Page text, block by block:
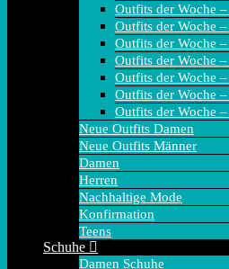
Outfits der Woche
Outfits der Woche
Outfits der Woche
Outfits der Woche
Outfits der Woche
Outfits der Woche
Outfits der Woche
Neue Outfits Damen
Neue Outfits Männer
Damen
Herren
Nachhaltige Mode
Konfirmation
Teens
Schuhe
Damen Schuhe